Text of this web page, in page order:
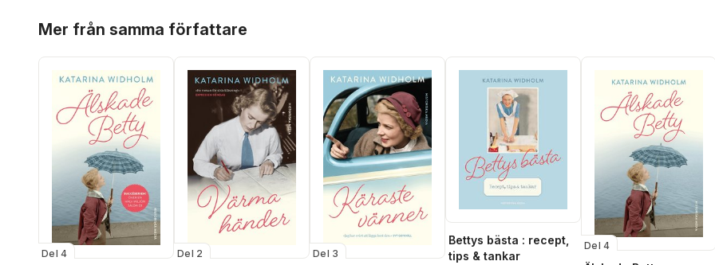
Mer från samma författare
Del 4 Del 2 Del 3
Bettys bästa : recept,
tips & tankar
Del 4